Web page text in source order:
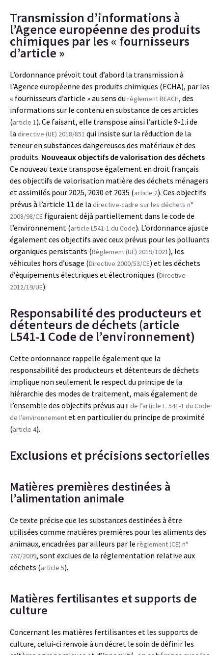
Transmission d’informations à
l’Agence européenne des produits
chimiques par les « fournisseurs
d’article »
L’ordonnance prévoit tout d’abord la transmission à
l’Agence européenne des produits chimiques (ECHA), par les
« fournisseurs d’article » au sens du règlement REACH, des
informations sur le contenu en substance de ces articles
(article 1). Ce faisant, elle transpose ainsi l’article 9-1.i de
la directive (UE) 2018/851 qui insiste sur la réduction de la
teneur en substances dangereuses des matériaux et des
produits. Nouveaux objectifs de valorisation des déchets
Ce nouveau texte transpose également en droit français
des objectifs de valorisation matière des déchets ménagers
et assimilés pour 2025, 2030 et 2035 (article 2). Ces objectifs
prévus à l’article 11 de la directive-cadre sur les déchets n°
2008/98/CE figuraient déjà partiellement dans le code de
l’environnement (article L541-1 du Code). L’ordonnance ajuste
également ces objectifs avec ceux prévus pour les polluants
organiques persistants (Règlement (UE) 2019/1021), les
véhicules hors d’usage (Directive 2000/53/CE) et les déchets
d’équipements électriques et électroniques (Directive
2012/19/UE).
Responsabilité des producteurs et
détenteurs de déchets (article
L541-1 Code de l’environnement)
Cette ordonnance rappelle également que la
responsabilité des producteurs et détenteurs de déchets
implique non seulement le respect du principe de la
hiérarchie des modes de traitement, mais également de
l’ensemble des objectifs prévus au II de l’article L. 541-1 du Code
de l’environnementet en particulier du principe de proximité
(article 4).
Exclusions et précisions sectorielles
Matières premières destinées à
l’alimentation animale
Ce texte précise que les substances destinées à être
utilisées comme matières premières pour les aliments des
animaux, encadrées par ailleurs par le règlement (CE) n°
767/2009, sont exclues de la réglementation relative aux
déchets (article 5).
Matières fertilisantes et supports de
culture
Concernant les matières fertilisantes et les supports de
culture, celui-ci renvoie à un décret le soin de définir les